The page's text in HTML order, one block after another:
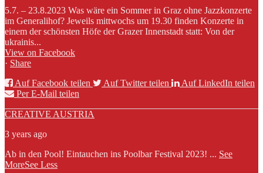
5.7. – 23.8.2023 Was wäre ein Sommer in Graz ohne Jazzkonzerte
im Generalihof? Jeweils mittwochs um 19.30 finden Konzerte in
einem der schönsten Höfe der Grazer Innenstadt statt: Von der
ukrainis...
View on Facebook
· Share
Auf Facebook teilen
Auf Twitter teilen
Auf LinkedIn teilen
Per E-Mail teilen
CREATIVE AUSTRIA
3 years ago
Ab in den Pool! Eintauchen ins Poolbar Festival 2023! ... See
MoreSee Less